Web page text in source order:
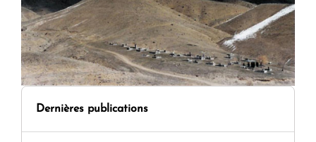
Dernières publications